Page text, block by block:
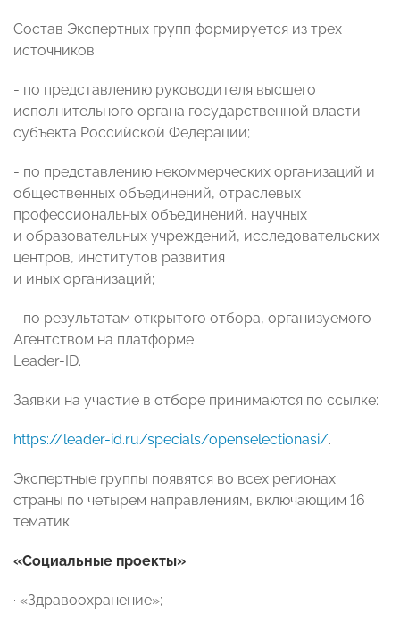
Состав Экспертных групп формируется из трех
источников:
- по представлению руководителя высшего
исполнительного органа государственной власти
субъекта Российской Федерации;
- по представлению некоммерческих организаций и
общественных объединений, отраслевых
профессиональных объединений, научных
и образовательных учреждений, исследовательских
центров, институтов развития
и иных организаций;
- по результатам открытого отбора, организуемого
Агентством на платформе
Leader-ID.
Заявки на участие в отборе принимаются по ссылке:
https://leader-id.ru/specials/openselectionasi/.
Экспертные группы появятся во всех регионах
страны по четырем направлениям, включающим 16
тематик:
«Социальные проекты»
· «Здравоохранение»;